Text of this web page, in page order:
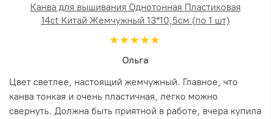
Канва для вышивания Однотонная Пластиковая
14ct Китай Жемчужный 13*10,5см (по 1 шт)
Ольга
Цвет светлее, настоящий жемчужный. Главное, что
канва тонкая и очень пластичная, легко можно
свернуть. Должна быть приятной в работе, вчера купила